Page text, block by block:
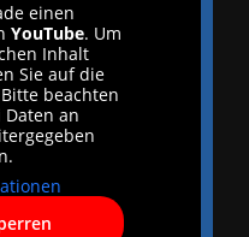
einen
YouTube. Um
Inhalt
Sie auf die
beachten
Daten an